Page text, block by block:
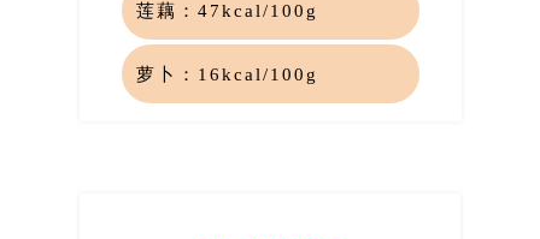
莲藕： 47kcal/100g
萝卜： 16kcal/100g